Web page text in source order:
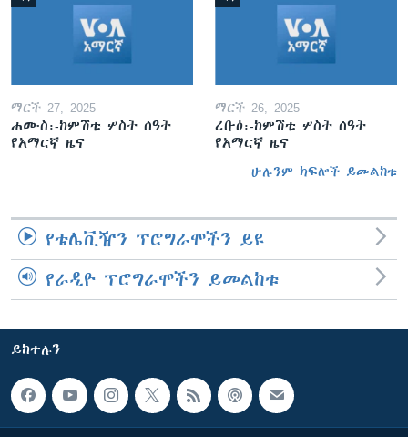
ማርች 27, 2025
ሐሙስ፡-ከምሽቱ ሦስት ሰዓት
የአማርኛ ዜና
ማርች 26, 2025
ረቡዕ፡-ከምሽቱ ሦስት ሰዓት
የአማርኛ ዜና
ሁሉንም ክፍሎች ይመልከቱ
የቴሌቪዥን ፕሮግራሞችን ይዩ
የራዲዮ ፕሮግራሞችን ይመልከቱ
ይከተሉን